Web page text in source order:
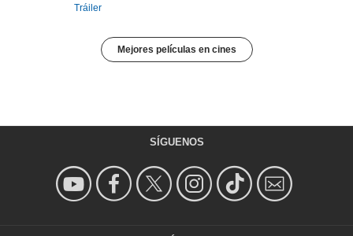
Tráiler
Mejores películas en cines
SÍGUENOS